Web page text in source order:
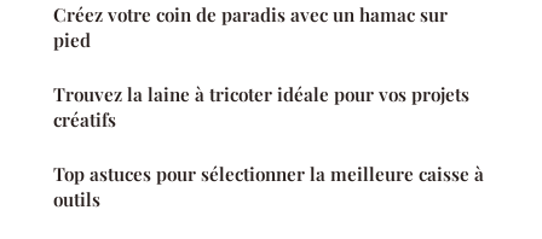
Créez votre coin de paradis avec un hamac sur
pied
Trouvez la laine à tricoter idéale pour vos projets
créatifs
Top astuces pour sélectionner la meilleure caisse à
outils